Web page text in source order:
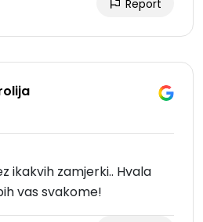
Report
ikakvih zamjerki.. Hvala
vas svakome!